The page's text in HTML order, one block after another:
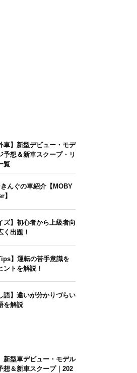
車】新型デビュー・モデ
予想＆新車スクープ・リ
覧
んぐの車紹介【MOBY
】
ズ】初心者から上級者向
く出題！
】運転の苦手意識を
ントを解説！
語】違いが分かりづらい
を解説
新型車デビュー・モデル
想＆新車スクープ｜202